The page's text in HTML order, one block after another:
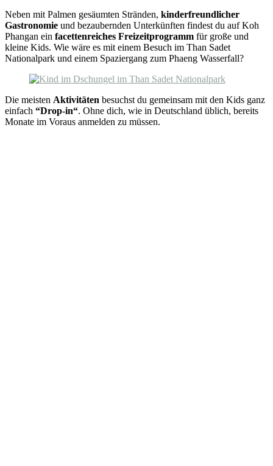
Neben mit Palmen gesäumten Stränden, kinderfreundlicher
Gastronomie und bezaubernden Unterkünften findest du auf Koh
Phangan ein facettenreiches Freizeitprogramm für große und
kleine Kids. Wie wäre es mit einem Besuch im Than Sadet
Nationalpark und einem Spaziergang zum Phaeng Wasserfall?
Die meisten Aktivitäten besuchst du gemeinsam mit den Kids ganz
einfach “Drop-in“. Ohne dich, wie in Deutschland üblich, bereits
Monate im Voraus anmelden zu müssen.